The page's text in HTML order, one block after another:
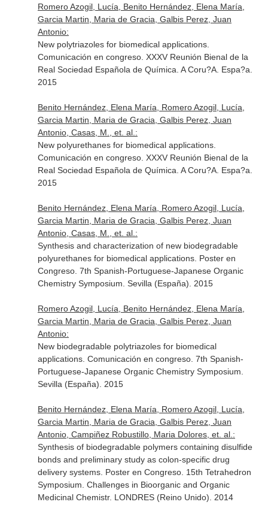
Romero Azogil, Lucía, Benito Hernández, Elena María,
Garcia Martin, Maria de Gracia, Galbis Perez, Juan
Antonio:
New polytriazoles for biomedical applications.
Comunicación en congreso. XXXV Reunión Bienal de la
Real Sociedad Española de Química. A Coru?A. Espa?a.
2015
Benito Hernández, Elena María, Romero Azogil, Lucía,
Garcia Martin, Maria de Gracia, Galbis Perez, Juan
Antonio, Casas, M., et. al.:
New polyurethanes for biomedical applications.
Comunicación en congreso. XXXV Reunión Bienal de la
Real Sociedad Española de Química. A Coru?A. Espa?a.
2015
Benito Hernández, Elena María, Romero Azogil, Lucía,
Garcia Martin, Maria de Gracia, Galbis Perez, Juan
Antonio, Casas, M., et. al.:
Synthesis and characterization of new biodegradable
polyurethanes for biomedical applications. Poster en
Congreso. 7th Spanish-Portuguese-Japanese Organic
Chemistry Symposium. Sevilla (España). 2015
Romero Azogil, Lucía, Benito Hernández, Elena María,
Garcia Martin, Maria de Gracia, Galbis Perez, Juan
Antonio:
New biodegradable polytriazoles for biomedical
applications. Comunicación en congreso. 7th Spanish-
Portuguese-Japanese Organic Chemistry Symposium.
Sevilla (España). 2015
Benito Hernández, Elena María, Romero Azogil, Lucía,
Garcia Martin, Maria de Gracia, Galbis Perez, Juan
Antonio, Campiñez Robustillo, Maria Dolores, et. al.:
Synthesis of biodegradable polymers containing disulfide
bonds and preliminary study as colon-specific drug
delivery systems. Poster en Congreso. 15th Tetrahedron
Symposium. Challenges in Bioorganic and Organic
Medicinal Chemistr. LONDRES (Reino Unido). 2014